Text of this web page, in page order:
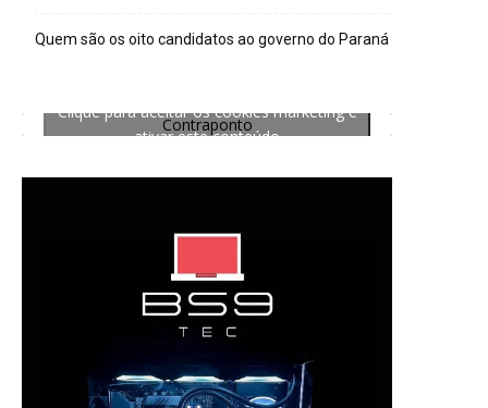
Quem são os oito candidatos ao governo do Paraná
Contraponto
Clique para aceitar os cookies marketing e
ativar este conteúdo